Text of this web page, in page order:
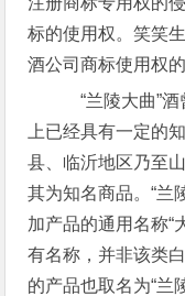
标的使用权。笑笑
酒公司商标使用权的
“兰陵大曲”
上已经具有一定的
县、临沂地区乃至
其为知名商品。“兰
加产品的通用名称“
有名称，并非该类
的产品也取名为“兰